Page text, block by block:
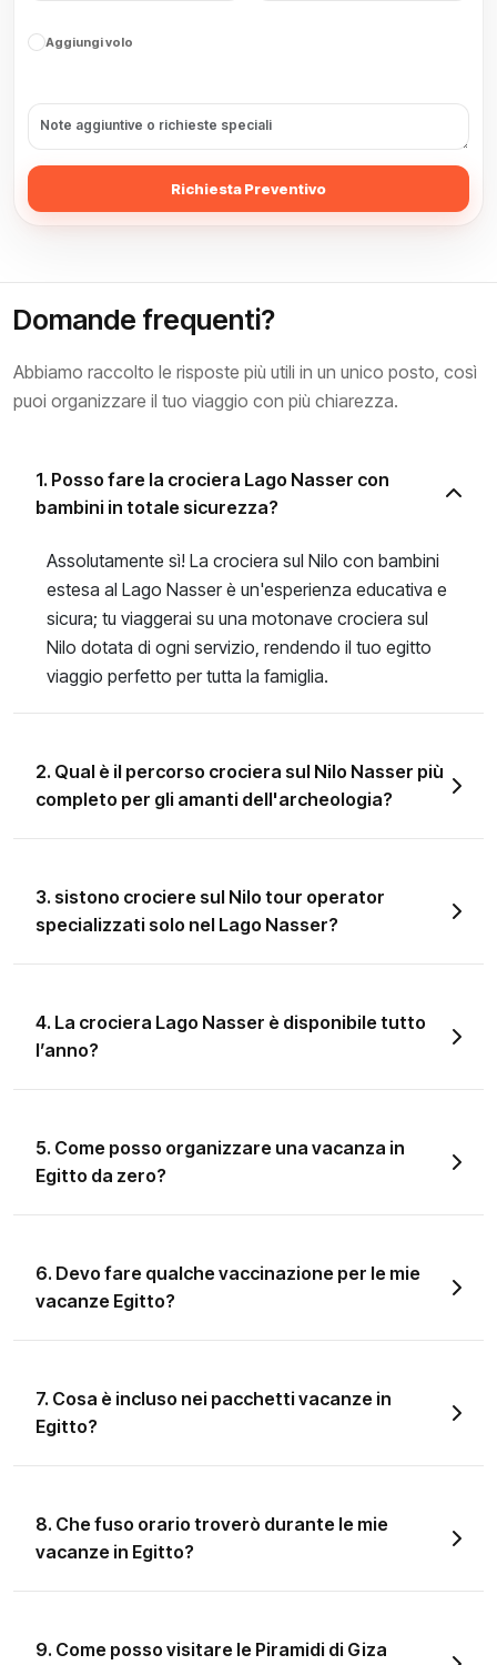
Aggiungi volo
Richiesta Preventivo
Domande frequenti?
Abbiamo raccolto le risposte più utili in un unico posto, così
puoi organizzare il tuo viaggio con più chiarezza.
1. Posso fare la crociera Lago Nasser con
bambini in totale sicurezza?
Assolutamente sì! La crociera sul Nilo con bambini
estesa al Lago Nasser è un'esperienza educativa e
sicura; tu viaggerai su una motonave crociera sul
Nilo dotata di ogni servizio, rendendo il tuo egitto
viaggio perfetto per tutta la famiglia.
2. Qual è il percorso crociera sul Nilo Nasser più
completo per gli amanti dell'archeologia?
3. sistono crociere sul Nilo tour operator
specializzati solo nel Lago Nasser?
4. La crociera Lago Nasser è disponibile tutto
l’anno?
5. Come posso organizzare una vacanza in
Egitto da zero?
6. Devo fare qualche vaccinazione per le mie
vacanze Egitto?
7. Cosa è incluso nei pacchetti vacanze in
Egitto?
8. Che fuso orario troverò durante le mie
vacanze in Egitto?
9. Come posso visitare le Piramidi di Giza